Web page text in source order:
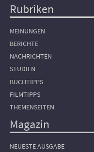
Hauptnavigation
Rubriken
MEINUNGEN
BERICHTE
NACHRICHTEN
STUDIEN
BUCHTIPPS
FILMTIPPS
THEMENSEITEN
Magazin
NEUESTE AUSGABE